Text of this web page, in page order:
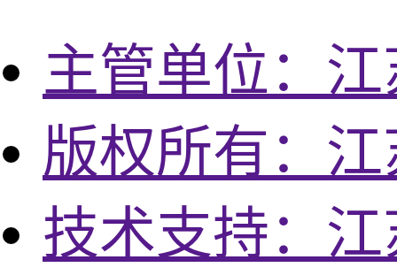
主管单位：
版权所有：
技术支持：